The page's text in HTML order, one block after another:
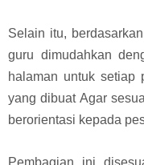
Selain itu,
guru dimudahkan
halaman untuk setiap
yang dibuat Agar
berorientasi kepada
Pembagian ini